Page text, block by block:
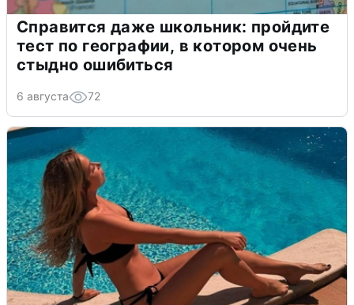
Справится даже школьник: пройдите
тест по географии, в котором очень
стыдно ошибиться
6 августа 72